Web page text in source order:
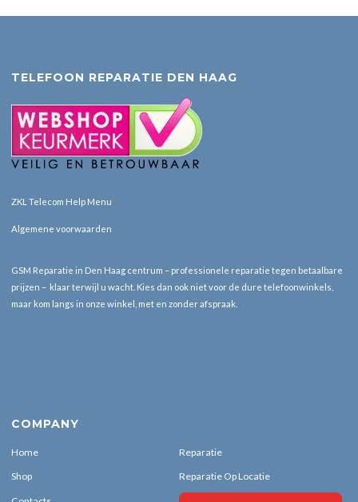
TELEFOON REPARATIE DEN HAAG
ZKL Telecom Help Menu
Algemene voorwaarden
GSM Reparatie in Den Haag centrum – professionele reparatie tegen betaalbare
prijzen – klaar terwijl u wacht. Kies dan ook niet voor de dure telefoonwinkels,
maar kom langs in onze winkel, met en zonder afspraak.
COMPANY
Home Reparatie
Shop Reparatie Op Locatie